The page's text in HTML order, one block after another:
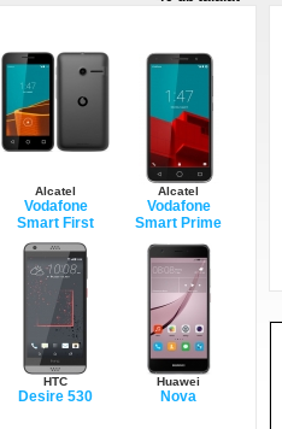
Alcatel
Vodafone
Smart First
Alcatel
Vodafone
Smart Prime
HTC
Desire 530
Huawei
Nova